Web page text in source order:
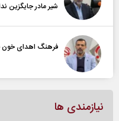
شیر مادر جایگزین
فرهنگ اهدای خون
نیازمندی ها